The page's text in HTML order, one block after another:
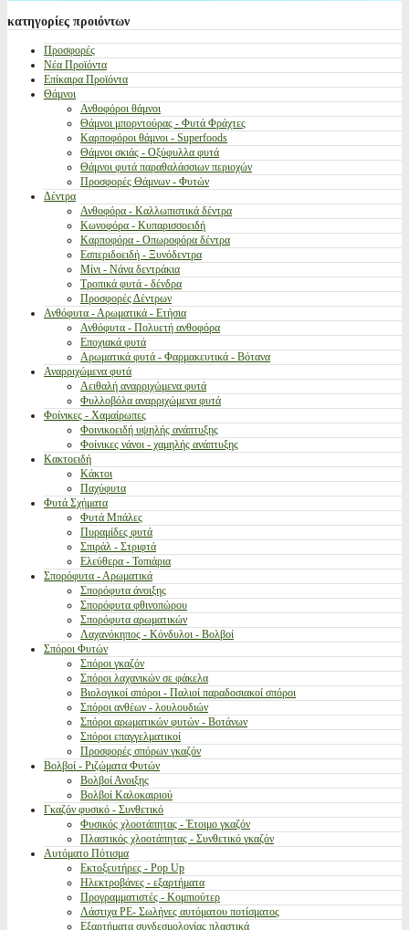
κατηγορίες προιόντων
Προσφορές
Νέα Προϊόντα
Επίκαιρα Προϊόντα
Θάμνοι
Ανθοφόροι θάμνοι
Θάμνοι μπορντούρας - Φυτά Φράχτες
Καρποφόροι θάμνοι - Superfoods
Θάμνοι σκιάς - Οξύφυλλα φυτά
Θάμνοι φυτά παραθαλάσσιων περιοχών
Προσφορές Θάμνων - Φυτών
Δέντρα
Ανθοφόρα - Καλλωπιστικά δέντρα
Κωνοφόρα - Κυπαρισσοειδή
Καρποφόρα - Οπωροφόρα δέντρα
Εσπεριδοειδή - Ξυνόδεντρα
Μίνι - Νάνα δεντράκια
Τροπικά φυτά - δένδρα
Προσφορές Δέντρων
Ανθόφυτα - Αρωματικά - Ετήσια
Ανθόφυτα - Πολυετή ανθοφόρα
Εποχιακά φυτά
Αρωματικά φυτά - Φαρμακευτικά - Βότανα
Αναρριχώμενα φυτά
Αειθαλή αναρριχώμενα φυτά
Φυλλοβόλα αναρριχώμενα φυτά
Φοίνικες - Χαμαίρωπες
Φοινικοειδή υψηλής ανάπτυξης
Φοίνικες νάνοι - χαμηλής ανάπτυξης
Κακτοειδή
Κάκτοι
Παχύφυτα
Φυτά Σχήματα
Φυτά Μπάλες
Πυραμίδες φυτά
Σπιράλ - Στριφτά
Ελεύθερα - Τοπιάρια
Σπορόφυτα - Αρωματικά
Σπορόφυτα άνοιξης
Σπορόφυτα φθινοπώρου
Σπορόφυτα αρωματικών
Λαχανόκηπος - Κόνδυλοι - Βολβοί
Σπόροι Φυτών
Σπόροι γκαζόν
Σπόροι λαχανικών σε φάκελα
Βιολογικοί σπόροι - Παλιοί παραδοσιακοί σπόροι
Σπόροι ανθέων - λουλουδιών
Σπόροι αρωματικών φυτών - Βοτάνων
Σπόροι επαγγελματικοί
Προσφορές σπόρων γκαζόν
Βολβοί - Ριζώματα Φυτών
Βολβοί Ανοιξης
Βολβοί Καλοκαιριού
Γκαζόν φυσικό - Συνθετικό
Φυσικός χλοοτάπητας - Έτοιμο γκαζόν
Πλαστικός χλοοτάπητας - Συνθετικό γκαζόν
Αυτόματο Πότισμα
Εκτοξευτήρες - Pop Up
Ηλεκτροβάνες - εξαρτήματα
Προγραμματιστές - Κομπιούτερ
Λάστιχα PE- Σωλήνες αυτόματου ποτίσματος
Εξαρτήματα συνδεσμολογίας πλαστικά